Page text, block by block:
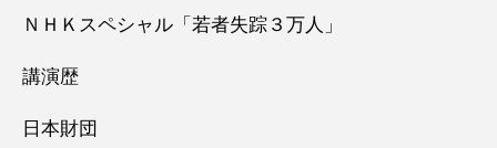
ＮＨＫスペシャル「若者失踪３万人」
講演歴
日本財団